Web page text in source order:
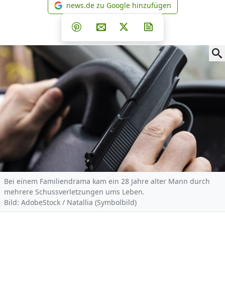
news.de zu Google
news.de zu Google hinzufügen
Teilen auf Facebook
Teilen auf Whatsapp
Teilen auf Telegram
Teilen auf Pinterest
Per E-Mail teilen
Post auf X
Bei einem Familiendrama kam ein 28 Jahre alter Mann durch
mehrere Schussverletzungen ums Leben.
Bild: AdobeStock / Natallia (Symbolbild)